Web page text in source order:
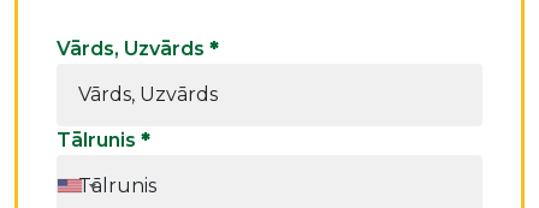
Vārds, Uzvārds *
Tālrunis *